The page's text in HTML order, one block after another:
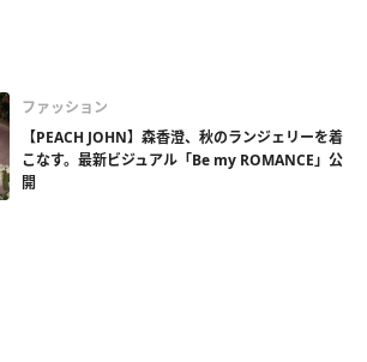
ファッション
【PEACH JOHN】森香澄、秋のランジェリーを着
こなす。最新ビジュアル「Be my ROMANCE」公
開